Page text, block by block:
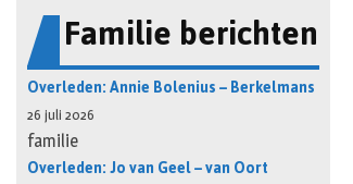
Familie berichten
Overleden: Annie Bolenius – Berkelmans
26 juli 2026
familie
Overleden: Jo van Geel – van Oort